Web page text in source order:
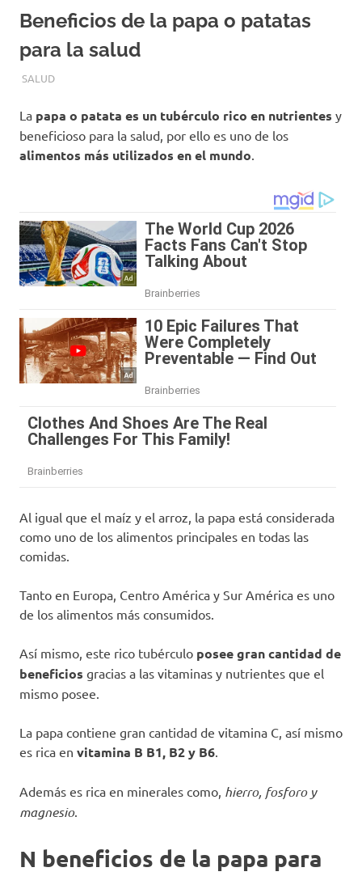
Beneficios de la papa o patatas
para la salud
JULIO 6, 2018
EQUIPO DE REDACCIÓN
SALUD
La papa o patata es un tubérculo rico en nutrientes y
beneficioso para la salud, por ello es uno de los
alimentos más utilizados en el mundo
Al igual que el maíz y el arroz, la papa está considerada
como uno de los alimentos principales en todas las
comidas.
Tanto en Europa, Centro América y Sur América es uno
de los alimentos más consumidos.
Así mismo, este rico tubérculo posee gran cantidad de
beneficios gracias a las vitaminas y nutrientes que el
mismo posee.
La papa contiene gran cantidad de vitamina C, así mismo
es rica en vitamina B B1, B2 y B6
Además es rica en minerales como, hierro, fosforo y
magnesio.
N beneficios de la papa para